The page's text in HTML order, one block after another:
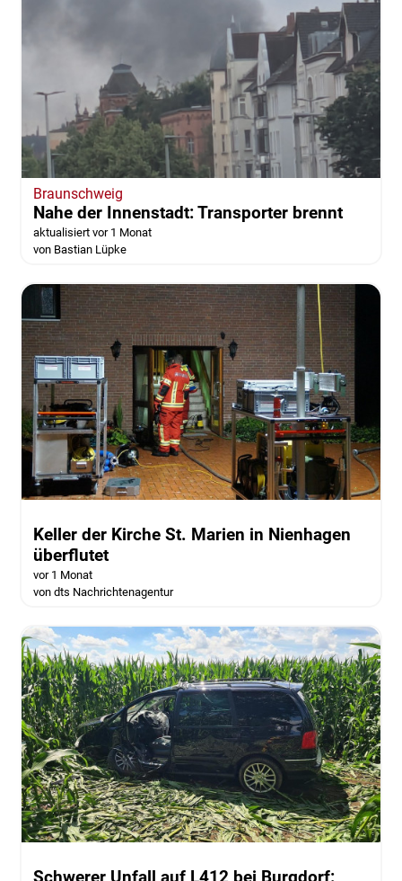
Braunschweig
Nahe der Innenstadt: Transporter brennt
aktualisiert vor 1 Monat
von Bastian Lüpke
Keller der Kirche St. Marien in Nienhagen
überflutet
vor 1 Monat
von dts Nachrichtenagentur